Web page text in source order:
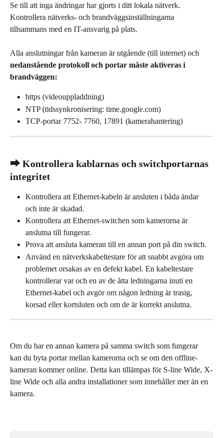
Se till att inga ändringar har gjorts i ditt lokala nätverk.
Kontrollera nätverks- och brandväggsinställningarna
tillsammans med en IT-ansvarig på plats.
Alla anslutningar från kameran är utgående (till internet) och
nedanstående protokoll och portar måste aktiveras i
brandväggen:
https (videouppladdning)
NTP (tidssynkronisering: time.google.com)
TCP-portar 7752- 7760, 17891 (kamerahantering)
⮕ Kontrollera kablarnas och switchportarnas
integritet
Kontrollera att Ethernet-kabeln är ansluten i båda ändar
och inte är skadad.
Kontrollera att Ethernet-switchen som kamerorna är
anslutna till fungerar.
Prova att ansluta kameran till en annan port på din switch.
Använd en nätverkskabeltestare för att snabbt avgöra om
problemet orsakas av en defekt kabel. En kabeltestare
kontrollerar var och en av de åtta ledningarna inuti en
Ethernet-kabel och avgör om någon ledning är trasig,
korsad eller kortsluten och om de är korrekt anslutna.
Om du har en annan kamera på samma switch som fungerar
kan du byta portar mellan kamerorna och se om den offline-
kameran kommer online. Detta kan tillämpas för S-line Wide, X-
line Wide och alla andra installationer som innehåller mer än en
kamera.